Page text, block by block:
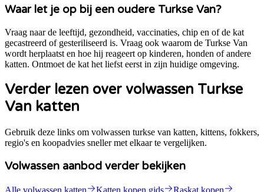
Waar let je op bij een oudere Turkse Van?
Vraag naar de leeftijd, gezondheid, vaccinaties, chip en of de kat
gecastreerd of gesteriliseerd is. Vraag ook waarom de Turkse Van
wordt herplaatst en hoe hij reageert op kinderen, honden of andere
katten. Ontmoet de kat het liefst eerst in zijn huidige omgeving.
Verder lezen over volwassen Turkse
Van katten
Gebruik deze links om volwassen turkse van katten, kittens, fokkers,
regio's en koopadvies sneller met elkaar te vergelijken.
Volwassen aanbod verder bekijken
Alle volwassen katten Katten kopen gids Raskat kopen